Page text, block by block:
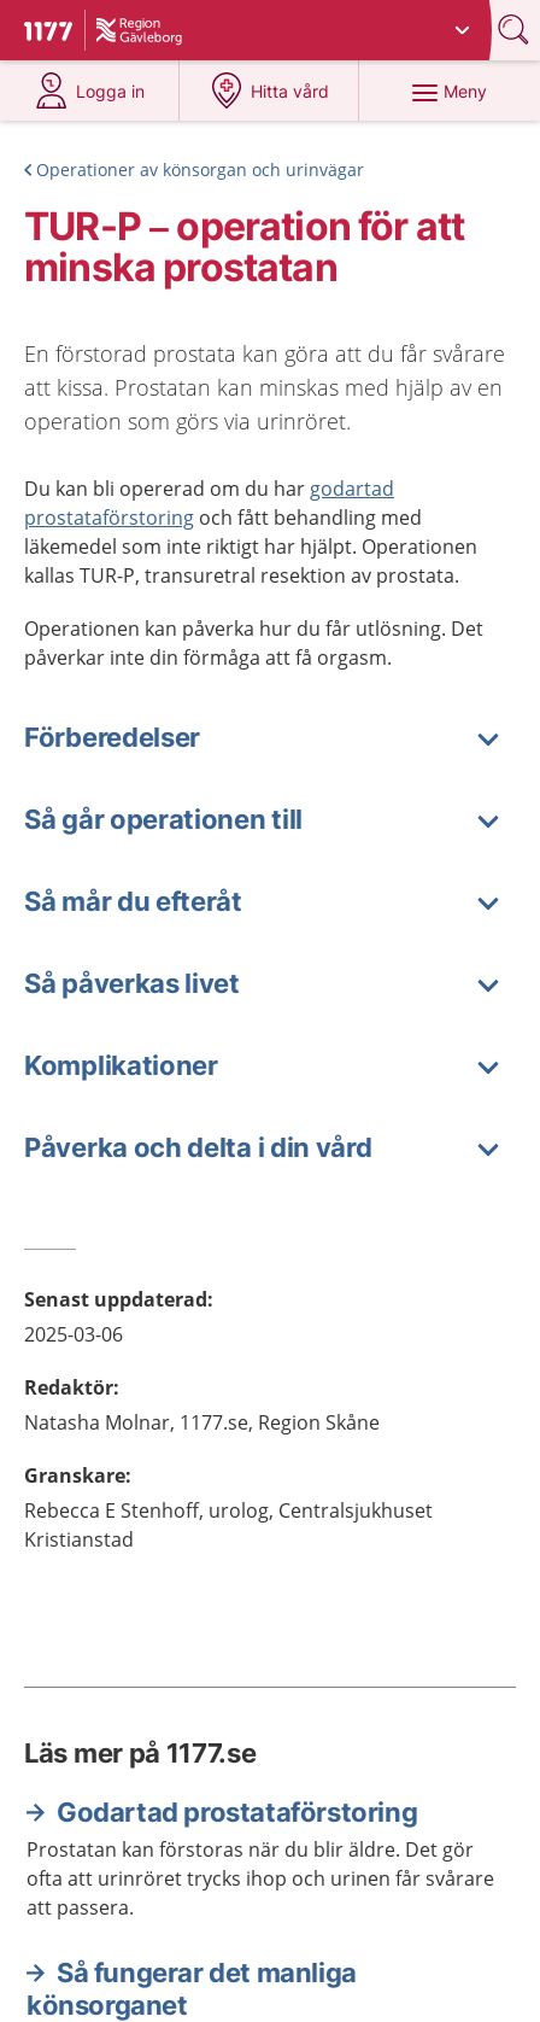
Till startsidan för 1177
Du har valt region
Logga in
på 1177.se
Hitta vård
på 1177.se
Meny
Operationer av könsorgan och urinvägar
TUR-P – operation för att
minska prostatan
En förstorad prostata kan göra att du får svårare
att kissa. Prostatan kan minskas med hjälp av en
operation som görs via urinröret.
Du kan bli opererad om du har godartad
prostataförstoring och fått behandling med
läkemedel som inte riktigt har hjälpt. Operationen
kallas TUR-P, transuretral resektion av prostata.
Operationen kan påverka hur du får utlösning. Det
påverkar inte din förmåga att få orgasm.
Förberedelser
Så går operationen till
Så mår du efteråt
Så påverkas livet
Komplikationer
Påverka och delta i din vård
Senast uppdaterad:
2025-03-06
Redaktör:
Natasha Molnar, 1177.se, Region Skåne
Granskare:
Rebecca E Stenhoff, urolog, Centralsjukhuset
Kristianstad
Läs mer på 1177.se
Godartad prostataförstoring
Prostatan kan förstoras när du blir äldre. Det gör
ofta att urinröret trycks ihop och urinen får svårare
att passera.
Så fungerar det manliga
könsorganet